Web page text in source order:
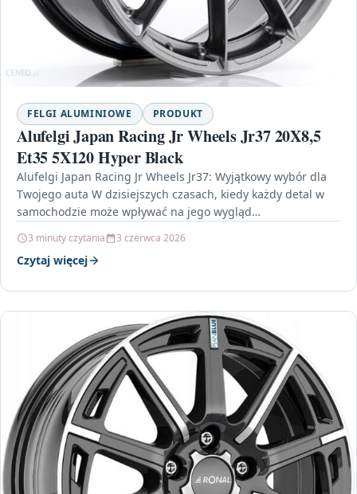
FELGI ALUMINIOWE PRODUKT
Alufelgi Japan Racing Jr Wheels Jr37 20X8,5
Et35 5X120 Hyper Black
Alufelgi Japan Racing Jr Wheels Jr37: Wyjątkowy wybór dla
Twojego auta W dzisiejszych czasach, kiedy każdy detal w
samochodzie może wpływać na jego wygląd…
3 minuty czytania 3 czerwca 2026
Czytaj więcej